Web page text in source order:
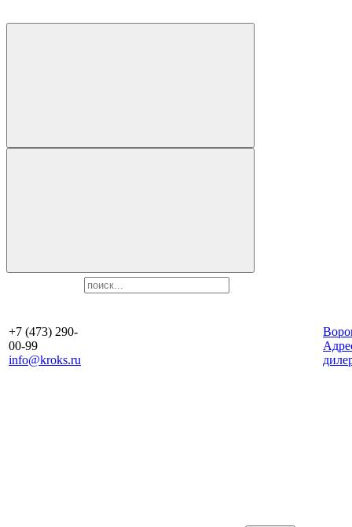
+7 (473) 290-
00-99
info@kroks.ru